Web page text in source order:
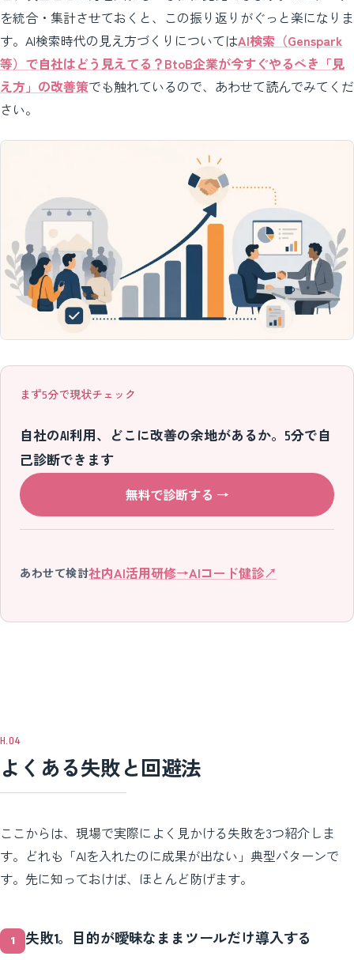
を統合・集計させておくと、この振り返りがぐっと楽になりま
す。AI検索時代の見え方づくりについてはAI検索（Genspark
等）で自社はどう見えてる？BtoB企業が今すぐやるべき「見
え方」の改善策でも触れているので、あわせて読んでみてくだ
さい。
まず5分で現状チェック
自社のAI利用、どこに改善の余地があるか。5分で自
己診断できます
無料で診断する →
あわせて検討社内AI活用研修→AIコード健診↗
よくある失敗と回避法
ここからは、現場で実際によく見かける失敗を3つ紹介しま
す。どれも「AIを入れたのに成果が出ない」典型パターンで
す。先に知っておけば、ほとんど防げます。
失敗1。目的が曖昧なままツールだけ導入する